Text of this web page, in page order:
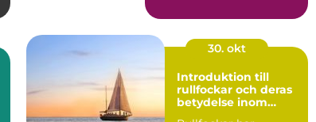
30. okt
Introduktion till
rullfockar och deras
betydelse inom